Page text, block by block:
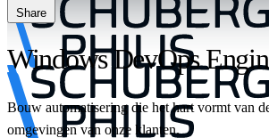
Share
Windows DevOps
Bouw automatisering die het hart vormt van
omgevingen van onze klanten.